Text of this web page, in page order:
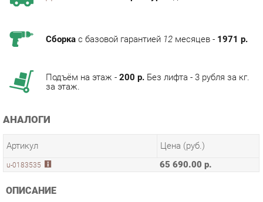
АНАЛОГИ
Артикул
u-0183535 65 690.00 р.
ОПИСАНИЕ
Дуб золотой и МДФ профиль в финиш-пленке цвет Черный -